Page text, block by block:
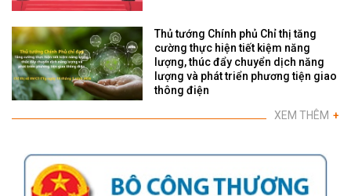
Thủ tướng Chính phủ Chỉ thị tăng
cường thực hiện tiết kiệm năng
lượng, thúc đẩy chuyển dịch năng
lượng và phát triển phương tiện giao
thông điện
XEM THÊM +